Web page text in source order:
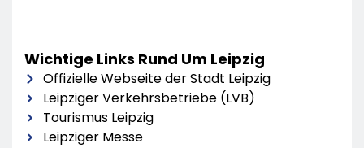
Wichtige Links Rund Um Leipzig
Offizielle Webseite der Stadt Leipzig
Leipziger Verkehrsbetriebe (LVB)
Tourismus Leipzig
Leipziger Messe